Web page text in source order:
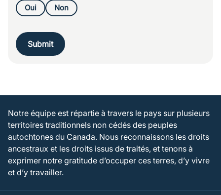
Oui Non
Submit
Notre équipe est répartie à travers le pays sur plusieurs
territoires traditionnels non cédés des peuples
autochtones du Canada. Nous reconnaissons les droits
ancestraux et les droits issus de traités, et tenons à
exprimer notre gratitude d’occuper ces terres, d’y vivre
et d’y travailler.